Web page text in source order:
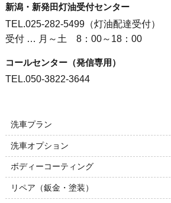
新潟・新発田灯油受付センター
TEL.025-282-5499（灯油配達受付）
受付 … 月～土 8：00～18：00
コールセンター（発信専用）
TEL.050-3822-3644
洗車プラン
洗車オプション
ボディーコーティング
リペア（鈑金・塗装）